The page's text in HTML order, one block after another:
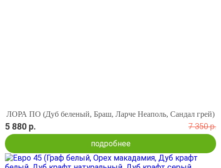
ЛОРА ПО (Дуб беленый, Браш, Ларче Неаполь, Сандал грей)
5 880 р.
7 350 р.
подробнее